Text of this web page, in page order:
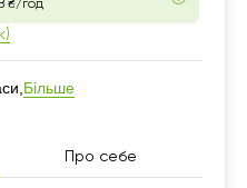
₴/год
Більше
Про себе